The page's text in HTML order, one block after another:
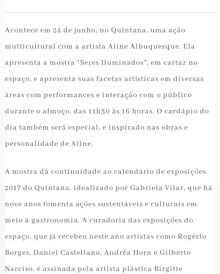
Acontece em 24 de junho, no Quintana, uma ação
multicultural com a artista Aline Albuquerque. Ela
apresenta a mostra “Seres Iluminados”, em cartaz no
espaço, e apresenta suas facetas artísticas em diversas
áreas com performances e interação com o público
durante o almoço, das 11h30 às 16 horas. O cardápio do
dia também será especial, e inspirado nas obras e
personalidade de Aline.
A mostra dá continuidade ao calendário de exposições
2017 do Quintana, idealizado por Gabriela Vilar, que há
nove anos fomenta ações sustentáveis e culturais em
meio à gastronomia. A curadoria das exposições do
espaço, que já recebeu neste ano artistas como Rogério
Borges, Daniel Castellano, Andréa Horn e Gilberto
Narciso, é assinada pela artista plástica Birgitte